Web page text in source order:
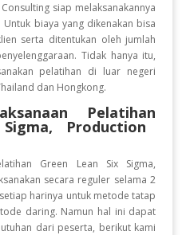
siap melaksanakannya
biaya yang dikenakan bisa
serta ditentukan oleh jumlah
Tidak hanya itu,
pelatihan di luar negeri
dan Hongkong.
Pelatihan
Production
Green Lean Six Sigma,
secara reguler selama 2
harinya untuk metode tatap
daring. Namun hal ini dapat
dari peserta, berikut kami